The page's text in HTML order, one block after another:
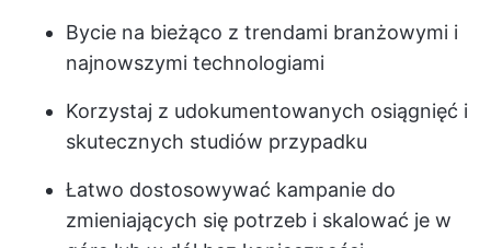
Bycie na bieżąco z trendami branżowymi i
najnowszymi technologiami
Korzystaj z udokumentowanych osiągnięć i
skutecznych studiów przypadku
Łatwo dostosowywać kampanie do
zmieniających się potrzeb i skalować je w